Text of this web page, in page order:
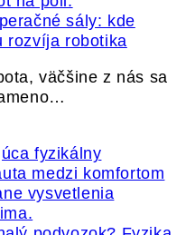
sály: kde
rozvíja robotika
väčšine z nás sa